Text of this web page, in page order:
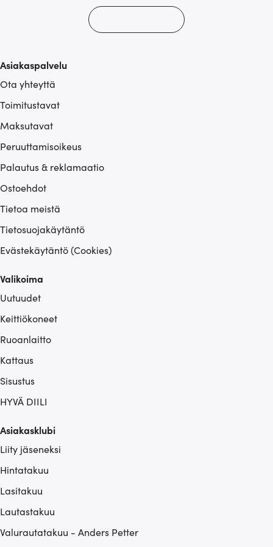
Asiakaspalvelu
Ota yhteyttä
Toimitustavat
Maksutavat
Peruuttamisoikeus
Palautus & reklamaatio
Ostoehdot
Tietoa meistä
Tietosuojakäytäntö
Evästekäytäntö (Cookies)
Valikoima
Uutuudet
Keittiökoneet
Ruoanlaitto
Kattaus
Sisustus
HYVÄ DIILI
Asiakasklubi
Liity jäseneksi
Hintatakuu
Lasitakuu
Lautastakuu
Valurautatakuu - Anders Petter